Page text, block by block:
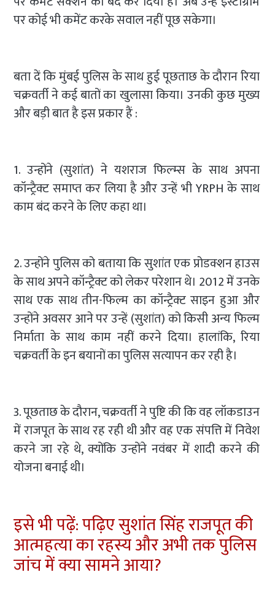
पर कोई भी कमेंट करके सवाल नहीं पूछ सकेगा।
बता दें कि मुंबई पुलिस के साथ हुई पूछताछ के दौरान रिया
चक्रवर्ती ने कई बातों का खुलासा किया। उनकी कुछ मुख्य
और बड़ी बात है इस प्रकार हैं :
1. उन्होंने (सुशांत) ने यशराज फिल्म्स के साथ अपना
कॉन्ट्रैक्ट समाप्त कर लिया है और उन्हें भी YRPH के साथ
काम बंद करने के लिए कहा था।
2. उन्होंने पुलिस को बताया कि सुशांत एक प्रोडक्शन हाउस
के साथ अपने कॉन्ट्रैक्ट को लेकर परेशान थे। 2012 में उनके
साथ एक साथ तीन-फिल्म का कॉन्ट्रैक्ट साइन हुआ और
उन्होंने अवसर आने पर उन्हें (सुशांत) को किसी अन्य फिल्म
निर्माता के साथ काम नहीं करने दिया। हालांकि, रिया
चक्रवर्ती के इन बयानों का पुलिस सत्यापन कर रही है।
3. पूछताछ के दौरान, चक्रवर्ती ने पुष्टि की कि वह लॉकडाउन
में राजपूत के साथ रह रही थी और वह एक संपत्ति में निवेश
करने जा रहे थे, क्योंकि उन्होंने नवंबर में शादी करने की
योजना बनाई थी।
इसे भी पढ़ें: पढ़िए सुशांत सिंह राजपूत की
आत्महत्या का रहस्य और अभी तक पुलिस
जांच में क्या सामने आया?